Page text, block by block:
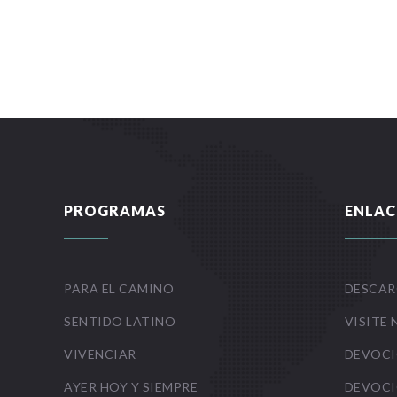
PROGRAMAS
PARA EL CAMINO
SENTIDO LATINO
VIVENCIAR
AYER HOY Y SIEMPRE
VISITE